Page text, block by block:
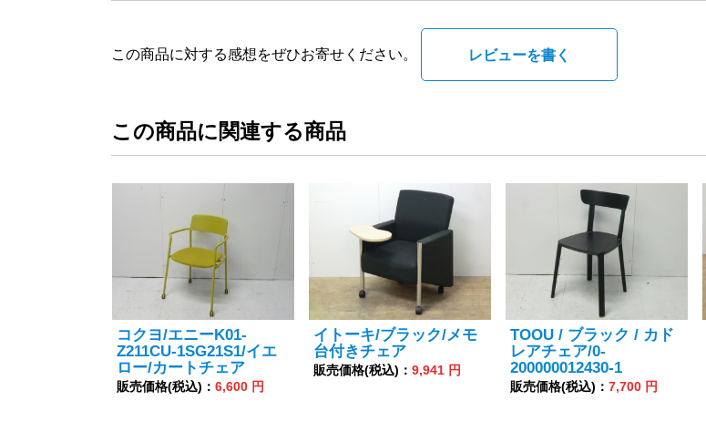
この商品に対する感想をぜひお寄せください。 レビューを書く
この商品に関連する商品
コクヨ/エニーK01-
Z211CU-1SG21S1/イエ
ロー/カートチェア
販売価格(税込)： 6,600 円
イトーキ/ブラック/メモ
台付きチェア
販売価格(税込)： 9,941 円
TOOU / ブラック / カド
レアチェア/0-
200000012430-1
販売価格(税込)： 7,700 円